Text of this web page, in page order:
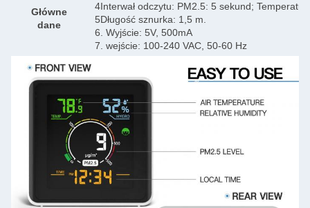
Główne
dane
4Interwał odczytu: PM2.5: 5 sekund;
5Długość sznurka: 1,5 m.
6. Wyjście: 5V, 500mA
7. wejście: 100-240 VAC, 50-60 Hz